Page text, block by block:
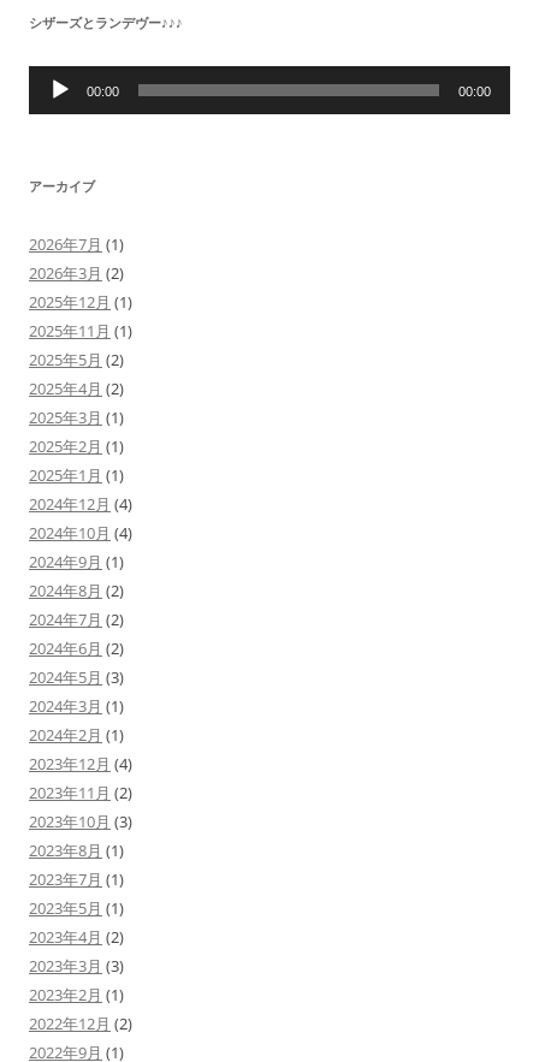
シザーズとランデヴー♪♪♪
音
00:00 00:00
アーカイブ
2026年7月 (1)
2026年3月 (2)
2025年12月 (1)
2025年11月 (1)
2025年5月 (2)
2025年4月 (2)
2025年3月 (1)
2025年2月 (1)
2025年1月 (1)
2024年12月 (4)
2024年10月 (4)
2024年9月 (1)
2024年8月 (2)
2024年7月 (2)
2024年6月 (2)
2024年5月 (3)
2024年3月 (1)
2024年2月 (1)
2023年12月 (4)
2023年11月 (2)
2023年10月 (3)
2023年8月 (1)
2023年7月 (1)
2023年5月 (1)
2023年4月 (2)
2023年3月 (3)
2023年2月 (1)
2022年12月 (2)
2022年9月 (1)